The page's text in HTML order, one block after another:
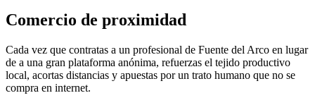
Comercio de proximidad
Cada vez que contratas a un profesional de Fuente del Arco en lugar
de a una gran plataforma anónima, refuerzas el tejido productivo
local, acortas distancias y apuestas por un trato humano que no se
compra en internet.